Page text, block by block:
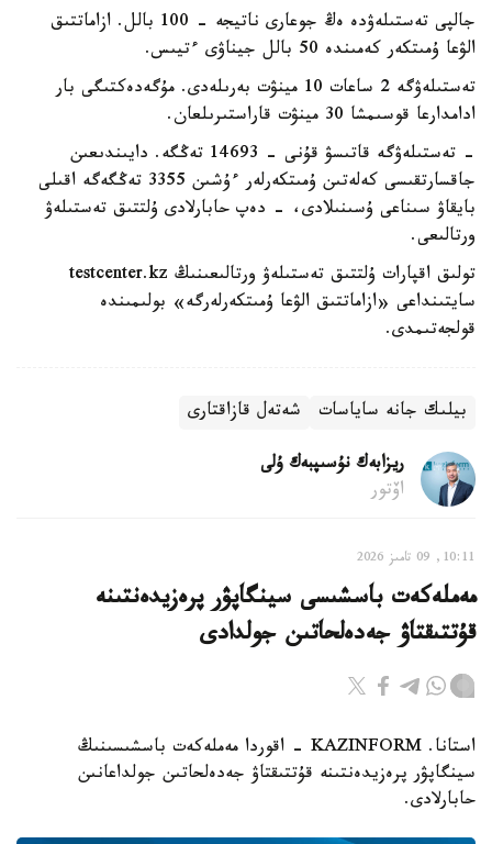
جالپى تەستىلەۋدە ەڭ جوعارى ناتيجە - 100 بالل. ازاماتتىق
الۋعا ۇمىتكەر كەمىندە 50 بالل جيناۋى ءتيىس.
تەستىلەۋگە 2 ساعات 10 مينۋت بەرىلەدى. مۇگەدەكتىگى بار
ادامدارعا قوسىمشا 30 مينۋت قاراستىرىلعان.
- تەستىلەۋگە قاتىسۋ قۇنى - 14693 تەڭگە. دايىندىعىن
جاقسارتقىسى كەلەتىن ۇمىتكەرلەر ءۇشىن 3355 تەڭگەگە اقىلى
بايقاۋ سىناعى ۇسىنىلادى، - دەپ حابارلادى ۇلتتىق تەستىلەۋ
ورتالىعى.
تولىق اقپارات ۇلتتىق تەستىلەۋ ورتالىعىنىڭ testcenter.kz
سايتىنداعى «ازاماتتىق الۋعا ۇمىتكەرلەرگە» بولىمىندە
قولجەتىمدى.
بيلىك جانە ساياسات شەتەل قازاقتارى
ريزابەك نۇسىپبەك ۇلى
اۆتور
10:11, 09 تامىز 2026
مەملەكەت باسشىسى سينگاپۋر پرەزيدەنتىنە
قۇتتىقتاۋ جەدەلحاتىن جولدادى
استانا. KAZINFORM - اقوردا مەملەكەت باسشىسىنىڭ
سينگاپۋر پرەزيدەنتىنە قۇتتىقتاۋ جەدەلحاتىن جولداعانىن
حابارلادى.